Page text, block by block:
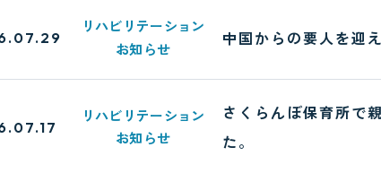
リハビリテーション
お知らせ
中国からの要人を迎
リハビリテーション
お知らせ
さくらんぼ保育所で
た。